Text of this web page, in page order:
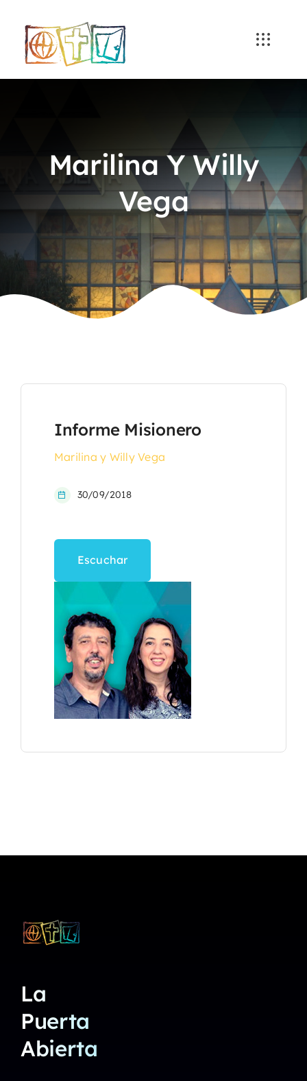
content
Marilina Y Willy
Vega
Informe Misionero
Marilina y Willy Vega
30/09/2018
Escuchar
La
Puerta
Abierta